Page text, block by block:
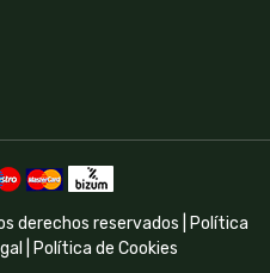
derechos reservados |
Política
Política de Cookies